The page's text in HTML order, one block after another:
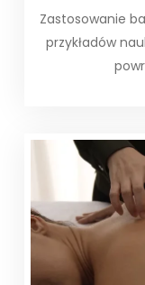
Zastosowanie
przykładów